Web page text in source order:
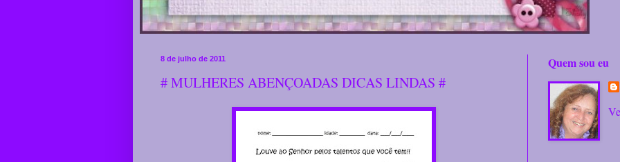
8 de julho de 2011
# MULHERES ABENÇOADAS DICAS LINDAS #
Quem sou eu